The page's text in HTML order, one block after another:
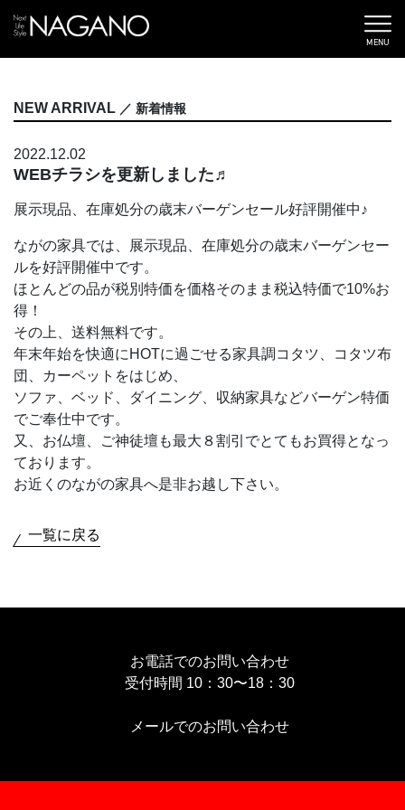
MENU
NEW ARRIVAL ／ 新着情報
2022.12.02
WEBチラシを更新しました♬
展示現品、在庫処分の歳末バーゲンセール好評開催中♪
ながの家具では、展示現品、在庫処分の歳末バーゲンセー
ルを好評開催中です。
ほとんどの品が税別特価を価格そのまま税込特価で10%お
得！
その上、送料無料です。
年末年始を快適にHOTに過ごせる家具調コタツ、コタツ布
団、カーペットをはじめ、
ソファ、ベッド、ダイニング、収納家具などバーゲン特価
でご奉仕中です。
又、お仏壇、ご神徒壇も最大８割引でとてもお買得となっ
ております。
お近くのながの家具へ是非お越し下さい。
一覧に戻る
お電話でのお問い合わせ
受付時間 10：30〜18：30
メールでのお問い合わせ